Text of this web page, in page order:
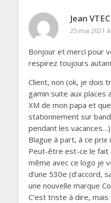
Jean VTEC
25 mai 2021
Bonjour et merci pour
respirez toujours
Client, non (ok, je dois
gamin suite aux places
XM de mon papa et
stationnement sur
pendant les vacances…).
Blague à part, à ce prix
Peut-être est-ce le fait
même avec ce logo je
d’une 530e (d’accord,
une nouvelle marque
C’est triste à dire,